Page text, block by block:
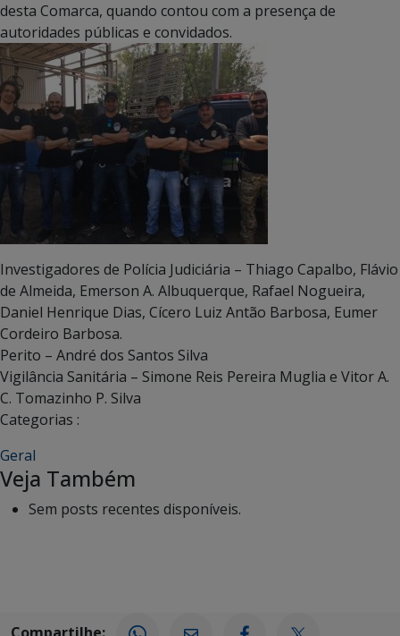
desta Comarca, quando contou com a presença de
autoridades públicas e convidados.
Investigadores de Polícia Judiciária – Thiago Capalbo, Flávio
de Almeida, Emerson A. Albuquerque, Rafael Nogueira,
Daniel Henrique Dias, Cícero Luiz Antão Barbosa, Eumer
Cordeiro Barbosa.
Perito – André dos Santos Silva
Vigilância Sanitária – Simone Reis Pereira Muglia e Vitor A.
C. Tomazinho P. Silva
Categorias :
Geral
Veja Também
Sem posts recentes disponíveis.